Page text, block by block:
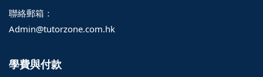
聯絡郵箱：
Admin@tutorzone.com.hk
學費與付款